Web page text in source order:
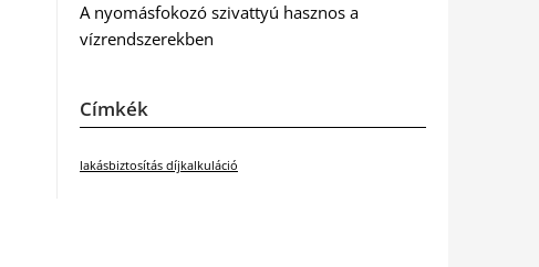
A nyomásfokozó szivattyú hasznos a
vízrendszerekben
Címkék
lakásbiztosítás díjkalkuláció